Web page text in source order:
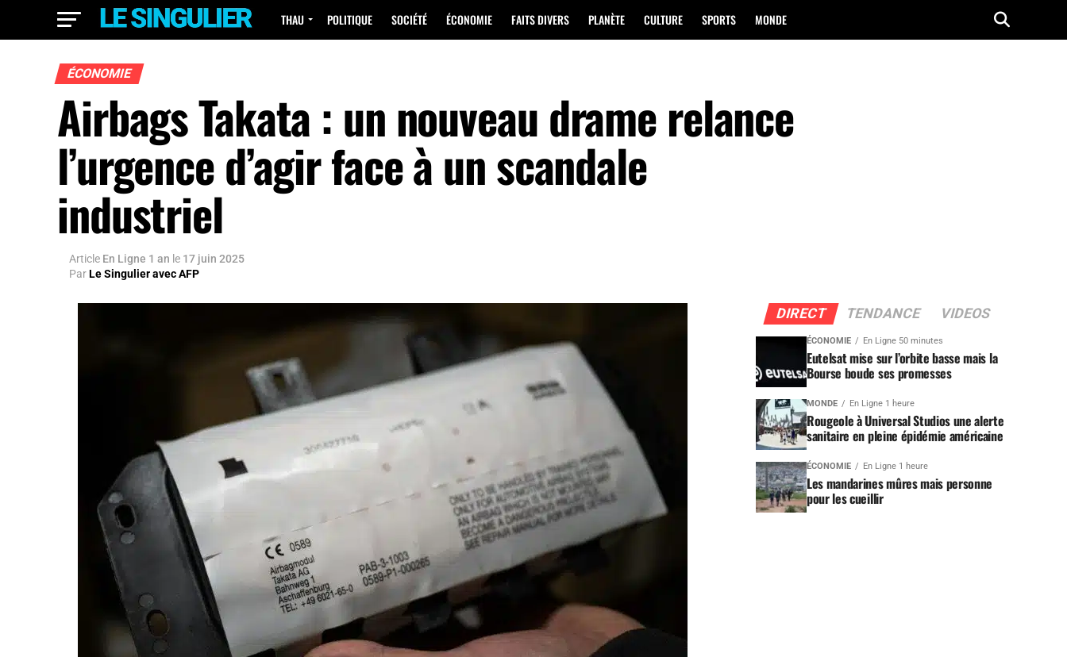
THAU POLITIQUE SOCIÉTÉ ÉCONOMIE FAITS DIVERS PLANÈTE CULTURE SPORTS MONDE
ÉCONOMIE
Airbags Takata : un nouveau drame relance
l’urgence d’agir face à un scandale
industriel
Article En Ligne 1 an le 17 juin 2025
ParLe Singulier avec AFP
DIRECT TENDANCE VIDEOS
ÉCONOMIE En Ligne 50 minutes
Eutelsat mise sur l’orbite basse mais la
Bourse boude ses promesses
MONDE En Ligne 1 heure
Rougeole à Universal Studios une alerte
sanitaire en pleine épidémie américaine
ÉCONOMIE En Ligne 1 heure
Les mandarines mûres mais personne
pour les cueillir